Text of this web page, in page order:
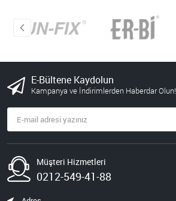
E-Bültene Kaydolun
Kampanya ve İndirimlerden Haberdar Olun!
Müşteri Hizmetleri
0212-549-41-88